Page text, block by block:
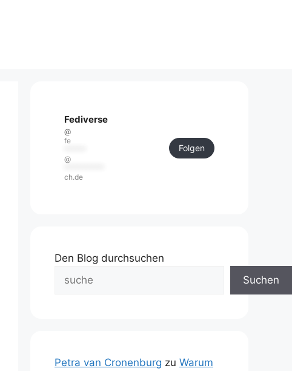
Fediverse
@
fe
@
ch.de
Folgen
Den Blog durchsuchen
Suchen
Petra van Cronenburg zu Warum